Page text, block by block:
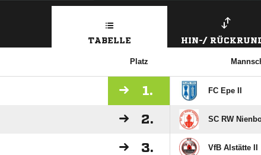
TABELLE HIN-/
Platz
1. FC Epe II
2. SC RW
3. VfB Alstätte II